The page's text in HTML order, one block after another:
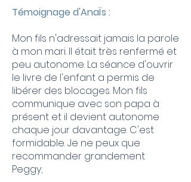
Témoignage d'AnaÏs :
Mon fils n'adressait jamais la parole
à mon mari. Il était très renfermé et
peu autonome. La séance d'ouvrir
le livre de l'enfant a permis de
libérer des blocages. Mon fils
communique avec son papa à
présent et il devient autonome
chaque jour davantage. C'est
formidable. Je ne peux que
recommander grandement
Peggy;